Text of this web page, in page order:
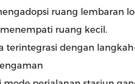
ruang lembaran
ruang kecil.
terintegrasi dengan